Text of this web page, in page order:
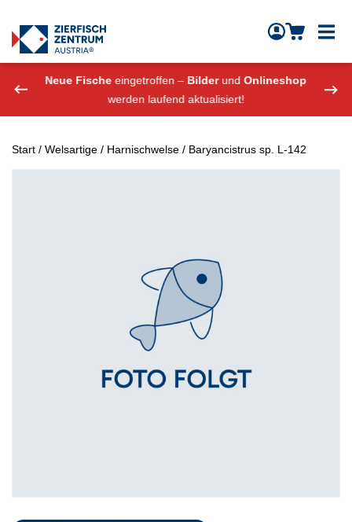
Zierfisch Aquarium Austria
Neue Fische eingetroffen – BilderundOnlineshop
werden laufend aktualisiert!
Start / Welsartige / Harnischwelse / Baryancistrus sp. L-142